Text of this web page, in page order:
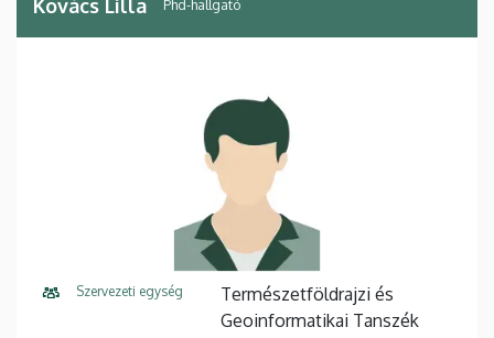
Kovács Lilla Phd-hallgató
Szervezeti egység
Természetföldrajzi és
Geoinformatikai Tanszék